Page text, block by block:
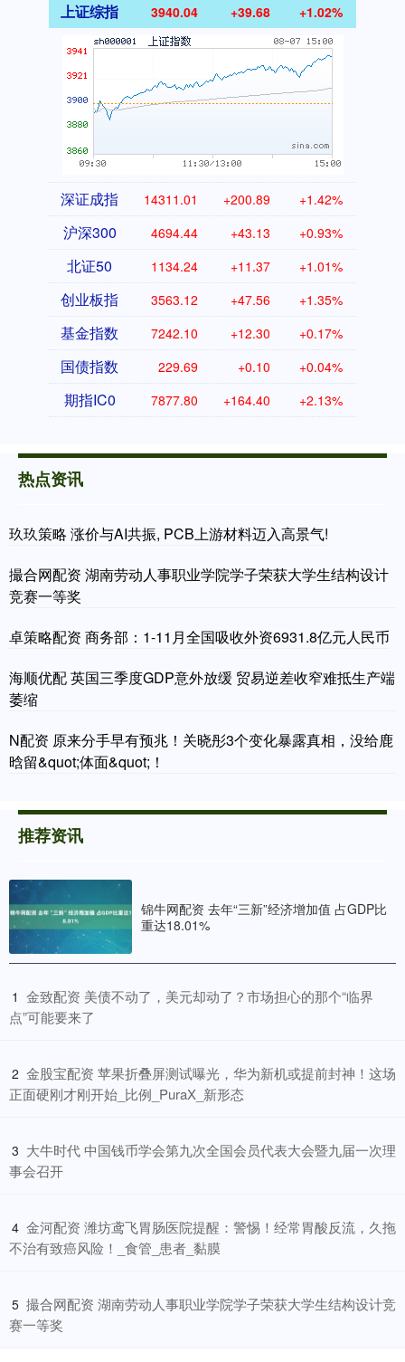
上证综指 3940.04 +39.68 +1.02%
深证成指 14311.01 +200.89 +1.42%
沪深300 4694.44 +43.13 +0.93%
北证50 1134.24 +11.37 +1.01%
创业板指 3563.12 +47.56 +1.35%
基金指数 7242.10 +12.30 +0.17%
国债指数 229.69 +0.10 +0.04%
期指IC0 7877.80 +164.40 +2.13%
热点资讯
玖玖策略 涨价与AI共振, PCB上游材料迈入高景气!
撮合网配资 湖南劳动人事职业学院学子荣获大学生结构设计
竞赛一等奖
卓策略配资 商务部：1-11月全国吸收外资6931.8亿元人民币
海顺优配 英国三季度GDP意外放缓 贸易逆差收窄难抵生产端
萎缩
N配资 原来分手早有预兆！关晓彤3个变化暴露真相，没给鹿
晗留&quot;体面&quot;！
推荐资讯
锦牛网配资 去年“三新”经济增加值 占GDP比
重达18.01%
1 ​金致配资 美债不动了，美元却动了？市场担心的那个“临界
点”可能要来了
2 ​金股宝配资 苹果折叠屏测试曝光，华为新机或提前封神！这场
正面硬刚才刚开始_比例_PuraX_新形态
3 ​大牛时代 中国钱币学会第九次全国会员代表大会暨九届一次理
事会召开
4 ​金河配资 潍坊鸢飞胃肠医院提醒：警惕！经常胃酸反流，久拖
不治有致癌风险！_食管_患者_黏膜
5 ​撮合网配资 湖南劳动人事职业学院学子荣获大学生结构设计竞
赛一等奖